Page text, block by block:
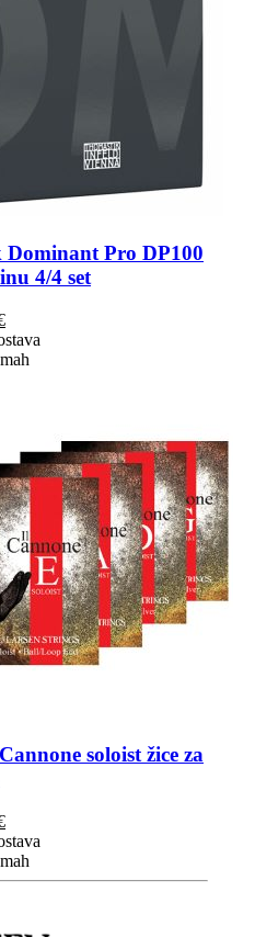
Dominant Pro DP100
4/4 set
Trenutna
cijena
je:
soloist žice za
Trenutna
cijena
je:
79,00€.